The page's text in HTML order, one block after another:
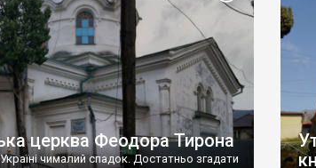
названо місто […]
церква Феодора Тирона
чималий спадок. Достатньо згадати